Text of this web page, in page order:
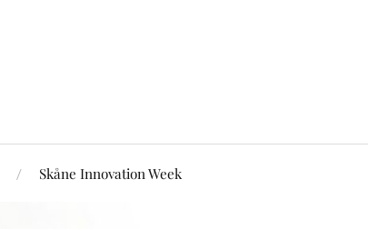
Skåne Innovation Week